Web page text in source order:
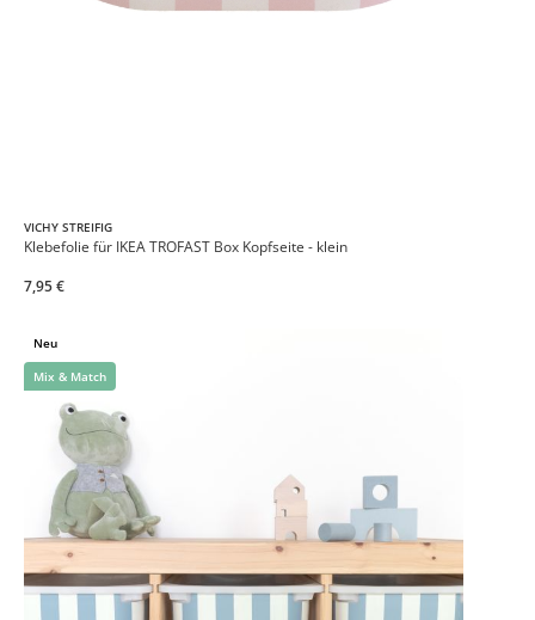
VICHY STREIFIG
Klebefolie für IKEA TROFAST Box Kopfseite - klein
7,95 €
Neu
Mix & Match